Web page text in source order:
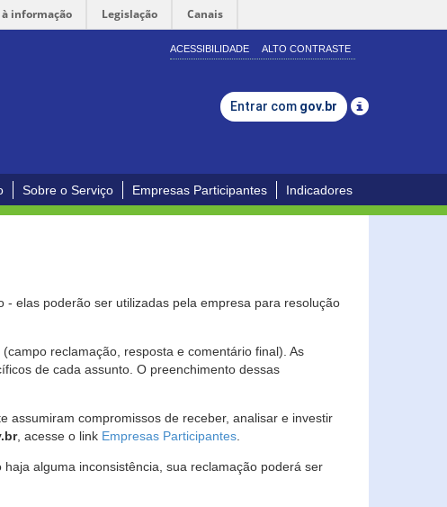
à informação Legislação Canais
ACESSIBILIDADE ALTO CONTRASTE
Entrar com gov.br
Sobre o Serviço Empresas Participantes Indicadores
elas poderão ser utilizadas pela empresa para resolução
reclamação, resposta e comentário final). As
de cada assunto. O preenchimento dessas
assumiram compromissos de receber, analisar e investir
, acesse o link Empresas Participantes
alguma inconsistência, sua reclamação poderá ser